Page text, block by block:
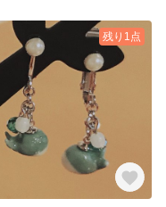
残り1点